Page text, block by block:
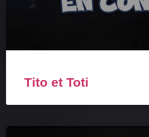
Tito et Toti